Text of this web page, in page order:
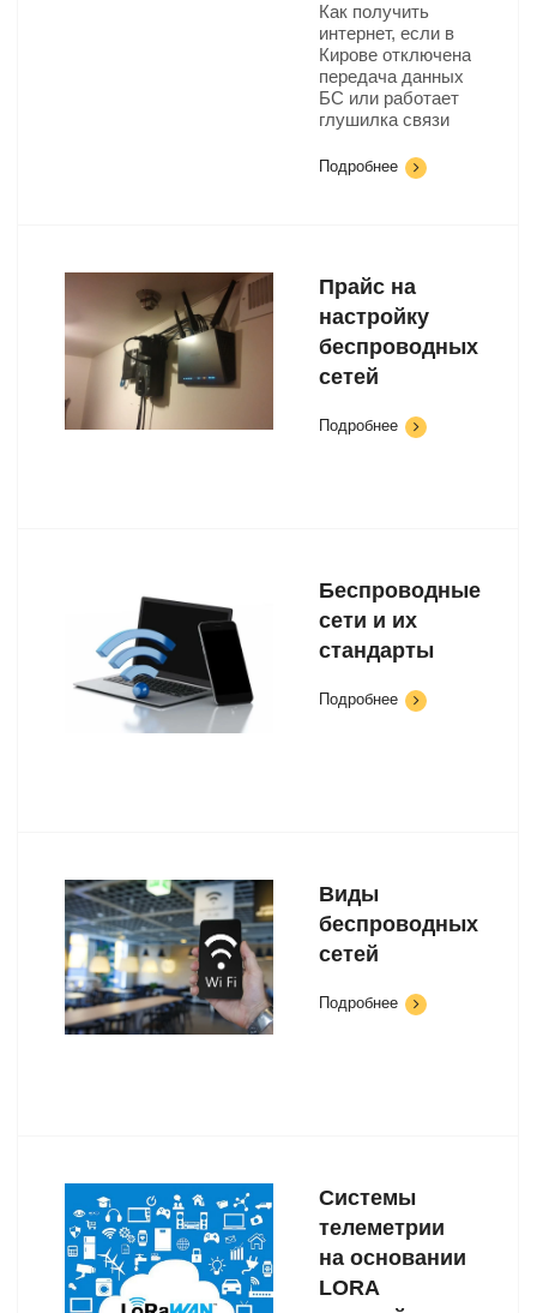
Как получить
интернет, если в
Кирове отключена
передача данных
БС или работает
глушилка связи
Подробнее
Прайс на
настройку
беспроводных
сетей
Подробнее
Беспроводные
сети и их
стандарты
Подробнее
Виды
беспроводных
сетей
Подробнее
Системы
телеметрии
на основании
LORA